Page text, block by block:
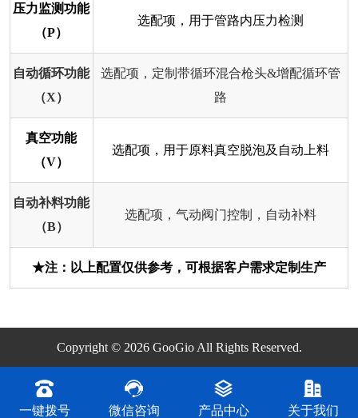
压力监测功能
（P）
选配项，用于管路内压力检测
自动循环功能
（X）
选配项，定制带循环混合枪头&增配循环管
路
真空功能
（V）
选配项，用于原料真空脱泡及自动上料
自动补料功能
（B）
选配项，气动阀门控制，自动补料
★注：以上配置仅供参考，可根据客户需求定制生产
Copyright © 2026 GooGio All Rights Reserved.
一键拨号 微信咨询 产品中心 关于我们